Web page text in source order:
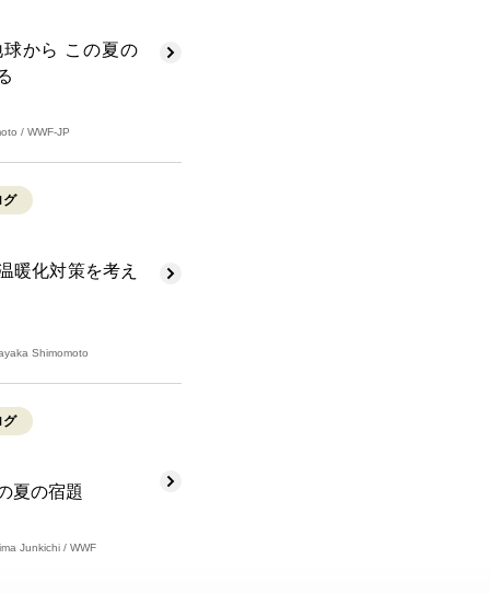
から この夏の
/ WWF-JP
グ
暖化対策を考え
Shimomoto
グ
夏の宿題
Junkichi / WWF